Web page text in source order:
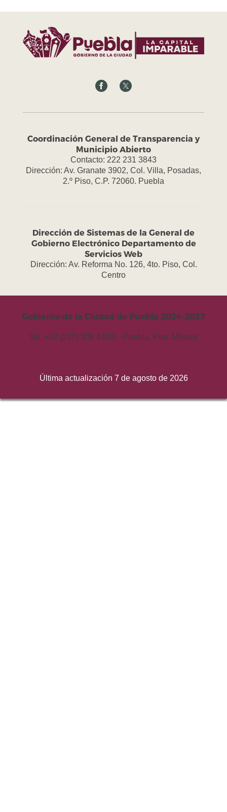
Coordinación General de Transparencia y
Municipio Abierto
Contacto: 222 231 3843
Dirección: Av. Granate 3902, Col. Villa, Posadas,
2.º Piso, C.P. 72060. Puebla
Dirección de Sistemas de la General de
Gobierno Electrónico Departamento de
Servicios Web
Dirección: Av. Reforma No. 126, 4to. Piso, Col.
Centro
Gobierno de la Ciudad de Puebla 2024-2027
Tel. +52 (222) 309 43 00 - Puebla, Pue. México
Última actualización 7 de agosto de 2026